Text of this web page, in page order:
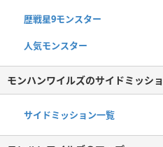
歴戦星9モンスター
人気モンスター
モンハンワイルズのサイドミッシ
サイドミッション一覧